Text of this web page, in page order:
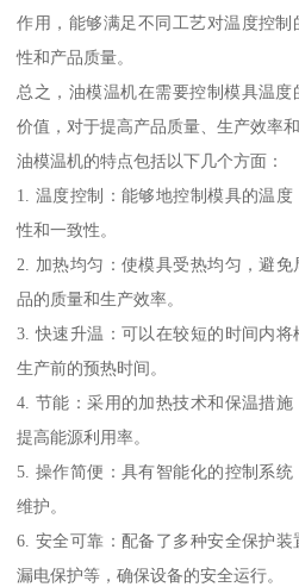
作用，能够满足不同工艺对温度控
性和产品质量。
总之，油模温机在需要控制模具温
价值，对于提高产品质量、生产效率
油模温机的特点包括以下几个方面：
1. 温度控制：能够地控制模具的温
性和一致性。
2. 加热均匀：使模具受热均匀，避
品的质量和生产效率。
3. 快速升温：可以在较短的时间内
生产前的预热时间。
4. 节能：采用的加热技术和保温措施
提高能源利用率。
5. 操作简便：具有智能化的控制系
维护。
6. 安全可靠：配备了多种安全保护装
漏电保护等，确保设备的安全运行。